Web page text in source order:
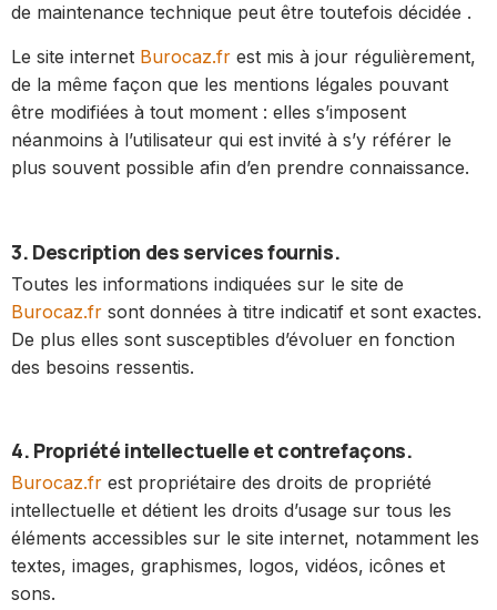
de maintenance technique peut être toutefois décidée .
Le site internet Burocaz.fr est mis à jour régulièrement,
de la même façon que les mentions légales pouvant
être modifiées à tout moment : elles s’imposent
néanmoins à l’utilisateur qui est invité à s’y référer le
plus souvent possible afin d’en prendre connaissance.
3. Description des services fournis.
Toutes les informations indiquées sur le site de
Burocaz.fr sont données à titre indicatif et sont exactes.
De plus elles sont susceptibles d’évoluer en fonction
des besoins ressentis.
4. Propriété intellectuelle et contrefaçons.
Burocaz.fr est propriétaire des droits de propriété
intellectuelle et détient les droits d’usage sur tous les
éléments accessibles sur le site internet, notamment les
textes, images, graphismes, logos, vidéos, icônes et
sons.